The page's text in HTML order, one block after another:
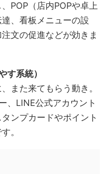
POP（店内POPや卓上
、看板メニューの設
文の促進などが効きま
系統）
また来てもらう動き。
、LINE公式アカウント
ンプカードやポイント
。